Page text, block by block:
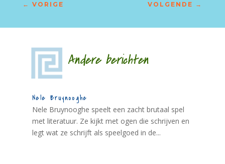
← VORIGE VOLGENDE →
Andere berichten
Nele Bruynooghe
Nele Bruynooghe speelt een zacht brutaal spel
met literatuur. Ze kijkt met ogen die schrijven en
legt wat ze schrijft als speelgoed in de...